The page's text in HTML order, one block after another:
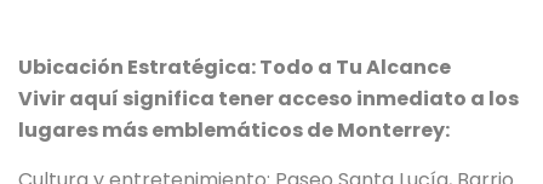
Ubicación Estratégica: Todo a Tu Alcance
Vivir aquí significa tener acceso inmediato a los
lugares más emblemáticos de Monterrey: